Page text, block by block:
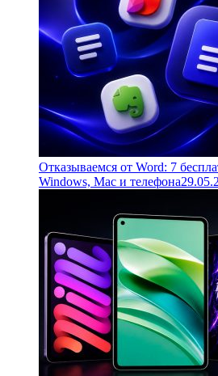
Отказываемся от Word: 7
Windows, Mac и телефона